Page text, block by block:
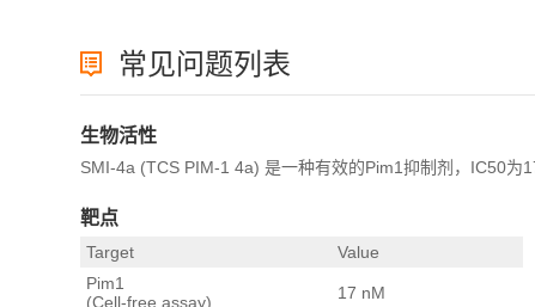
常见问题列表
生物活性
SMI-4a (TCS PIM-1 4a) 是一种有效的Pim1抑制剂，IC50为
靶点
Target
Value
Pim1
(Cell-free assay)
17 nM